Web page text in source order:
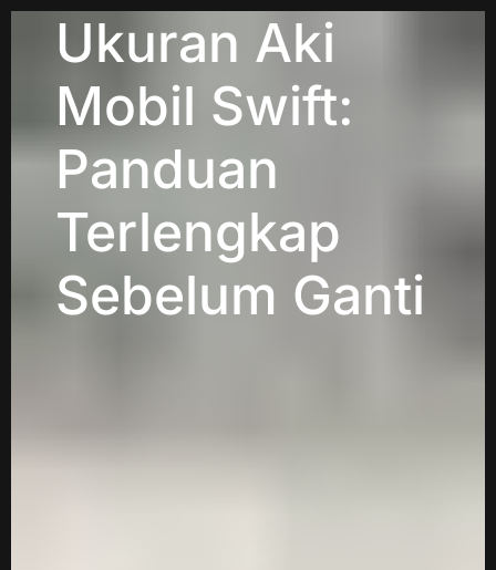
Ukuran Aki
Mobil Swift:
Panduan
Terlengkap
Sebelum Ganti